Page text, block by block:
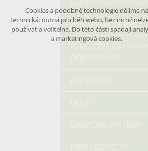
KLEMPÍŘSKÉ PRVKY
Přijmout všechny cookies
Cookies a podobné technologie dělíme na
technická: nutná pro běh webu, bez nichž
používat a volitelná. Do této části spadají
a marketingová cookies.